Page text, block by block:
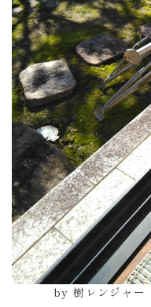
by樹レンジャー